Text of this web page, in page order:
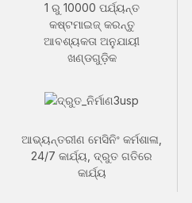
1 ରୁ 10000 ପର୍ଯ୍ୟନ୍ତ
କଷ୍ଟମାଇଜ୍ କରନ୍ତୁ
ଆବଶ୍ୟକତା ଅନୁଯାୟୀ
ଖଣ୍ଡଗୁଡ଼ିକ
ଆଭ୍ୟନ୍ତରୀଣ ମେସିନିଂ କର୍ମଶାଳା,
24/7 କାର୍ଯ୍ୟ, ଦ୍ରୁତ ଗତିରେ
କାର୍ଯ୍ୟ